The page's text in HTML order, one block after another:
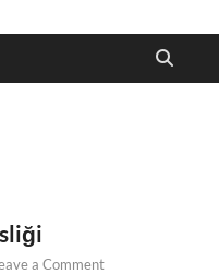
–
Güncel
a Comment